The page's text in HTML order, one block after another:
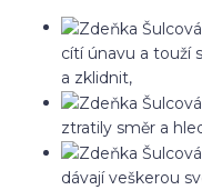
cítí únavu a touží
a zklidnit,
ztratily směr a
dávají veškerou